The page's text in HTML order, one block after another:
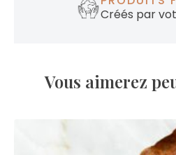
Créés par
Vous aimerez